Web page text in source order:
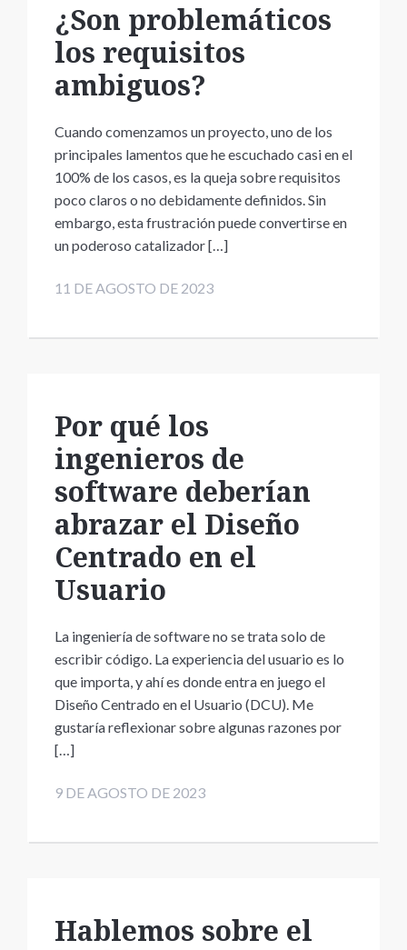
¿Son problemáticos
los requisitos
ambiguos?
Cuando comenzamos un proyecto, uno de los
principales lamentos que he escuchado casi en el
100% de los casos, es la queja sobre requisitos
poco claros o no debidamente definidos. Sin
embargo, esta frustración puede convertirse en
un poderoso catalizador […]
11 DE AGOSTO DE 2023
Por qué los
ingenieros de
software deberían
abrazar el Diseño
Centrado en el
Usuario
La ingeniería de software no se trata solo de
escribir código. La experiencia del usuario es lo
que importa, y ahí es donde entra en juego el
Diseño Centrado en el Usuario (DCU). Me
gustaría reflexionar sobre algunas razones por
[…]
9 DE AGOSTO DE 2023
Hablemos sobre el